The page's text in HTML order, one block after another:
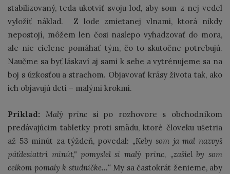
stabilizovaný, teda ukotviť svoju loď, aby som z nej vedel
vyložiť náklad. Z lode zmietanej vlnami, ktorá nikdy
nepostojí, môžem len čosi naslepo vyhadzovať do mora,
ale nie cielene pomáhať tým, čo to skutočne potrebujú.
Naučme sa byť láskaví aj sami k sebe a vytrénujeme sa na
boj s úzkosťou a strachom. Objavovať krásy života tak, ako
ich objavujú deti – malými krokmi.
Príklad: Malý princ si po rozhovore s obchodníkom
predávajúcim tabletky proti smädu, ktoré človeku ušetria
až 53 minút za týždeň, povedal: „Keby som ja mal nazvyš
päťdesiattri minút," pomyslel si malý princ, „zašiel by som
celkom pomaly k studničke…“ My sa častokrát ženieme, aby